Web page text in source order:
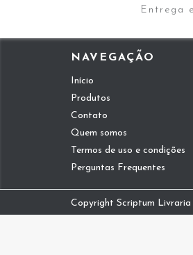
Entrega
NAVEGAÇÃO
Início
Produtos
Contato
Quem somos
Termos de uso e condições
Perguntas Frequentes
Copyright Scriptum Livraria